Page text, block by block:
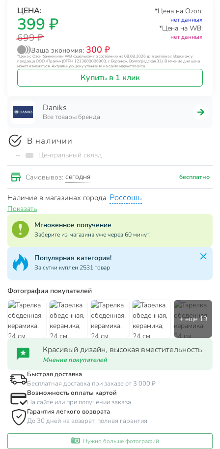
ЦЕНА:
399 ₽
699 ₽
*Цена на Ozon:
нет данных
*Цена на WB:
нет данных
Ваша экономия: 300 ₽
*Цена с Озон банком или WB кошельком по состоянию на 08.08.2026 для региона г. Воронеж у
продавца ООО «Прайм» (ОГРН 1233600006903, г. Воронеж, Волгоградская 32). В течение дня цена
может изменяться. Актуальную цену уточняйте на сайте маркетплейса.
Купить в 1 клик
Daniks
Все товары бренда
В наличии
~ Центральный склад
Самовывоз: сегодня бесплатно
Наличие в магазинах города Россошь
Показать
Мгновенное получение
Заберите из магазина уже через 60 минут!
Популярная категория!
За сутки куплен 2531 товар
Фотографии покупателей
Красивый дизайн, высокая вместительность
Мнение покупателей
Быстрая доставка
Бесплатная доставка при заказе от 3 000 ₽
Возможность оплаты картой
На сайте или при получении заказа
Гарантия легкого возврата
До 30 дней на возврат, полная гарантия
Нужно больше фотографий